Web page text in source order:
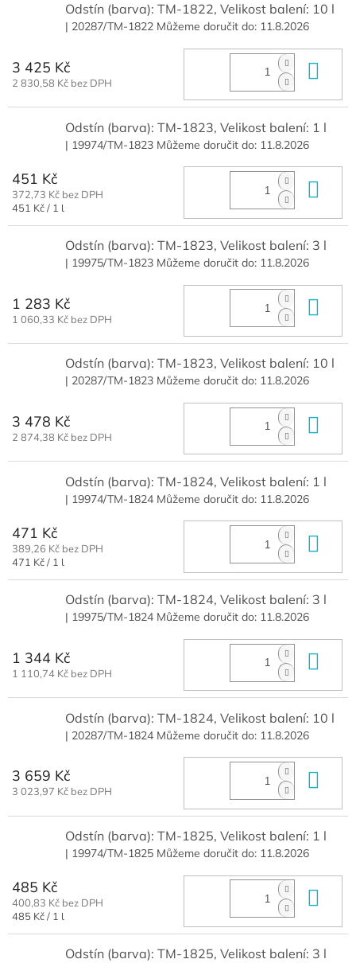
Odstín (barva): TM-1822, Velikost balení: 10 l
| 20287/TM-1822 Můžeme doručit do: 11.8.2026
3 425 Kč
2 830,58 Kč bez DPH
Odstín (barva): TM-1823, Velikost balení: 1 l
| 19974/TM-1823 Můžeme doručit do: 11.8.2026
451 Kč
372,73 Kč bez DPH
Měrná
451 Kč / 1 l
Odstín (barva): TM-1823, Velikost balení: 3 l
| 19975/TM-1823 Můžeme doručit do: 11.8.2026
1 283 Kč
1 060,33 Kč bez DPH
Odstín (barva): TM-1823, Velikost balení: 10 l
| 20287/TM-1823 Můžeme doručit do: 11.8.2026
3 478 Kč
2 874,38 Kč bez DPH
Odstín (barva): TM-1824, Velikost balení: 1 l
| 19974/TM-1824 Můžeme doručit do: 11.8.2026
471 Kč
389,26 Kč bez DPH
Měrná
471 Kč / 1 l
Odstín (barva): TM-1824, Velikost balení: 3 l
| 19975/TM-1824 Můžeme doručit do: 11.8.2026
1 344 Kč
1 110,74 Kč bez DPH
Odstín (barva): TM-1824, Velikost balení: 10 l
| 20287/TM-1824 Můžeme doručit do: 11.8.2026
3 659 Kč
3 023,97 Kč bez DPH
Odstín (barva): TM-1825, Velikost balení: 1 l
| 19974/TM-1825 Můžeme doručit do: 11.8.2026
485 Kč
400,83 Kč bez DPH
Měrná
485 Kč / 1 l
Odstín (barva): TM-1825, Velikost balení: 3 l